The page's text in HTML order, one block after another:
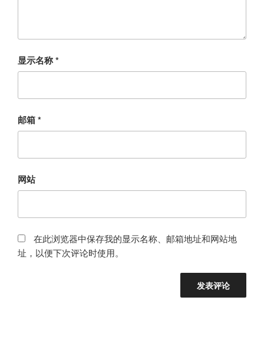
显示名称*
邮箱*
网站
在此浏览器中保存我的显示名称、邮箱地址和网站地
址，以便下次评论时使用。